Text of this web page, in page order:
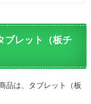
ブレット（板チ
品は、タブレット（板